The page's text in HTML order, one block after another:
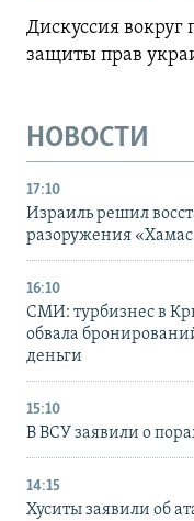
Дискуссия вокруг
защиты прав
НОВОСТИ
17:10
Израиль решил
разоружения
16:10
СМИ: турбизнес в
обвала
деньги
15:10
В ВСУ заявили о
14:15
Хуситы заявили об